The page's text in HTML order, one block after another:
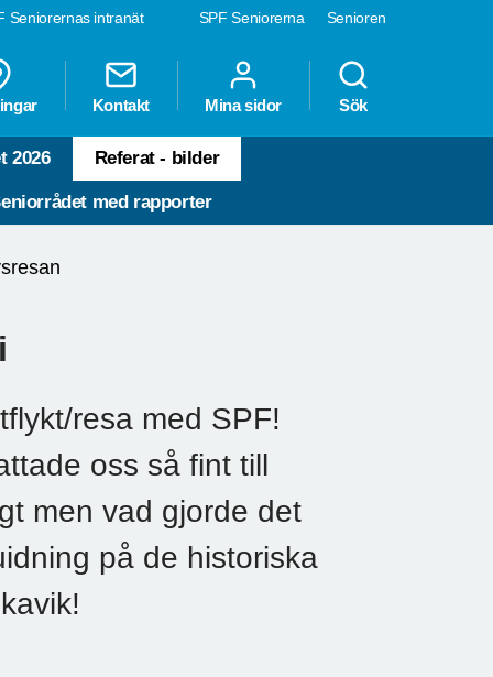
SPF Seniorerna Senioren
Seniorernas intranät
Kontakt Mina sidor Sök
2026 Referat - bilder
med rapporter
resa med SPF!
oss så fint till
men vad gjorde det
på de historiska